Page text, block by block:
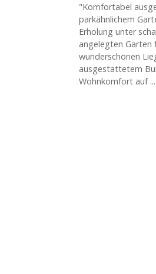
"Komfortabel
parkähnlichem
Erholung unter
angelegten Garten
wunderschönen
ausgestattetem
Wohnkomfort auf ...